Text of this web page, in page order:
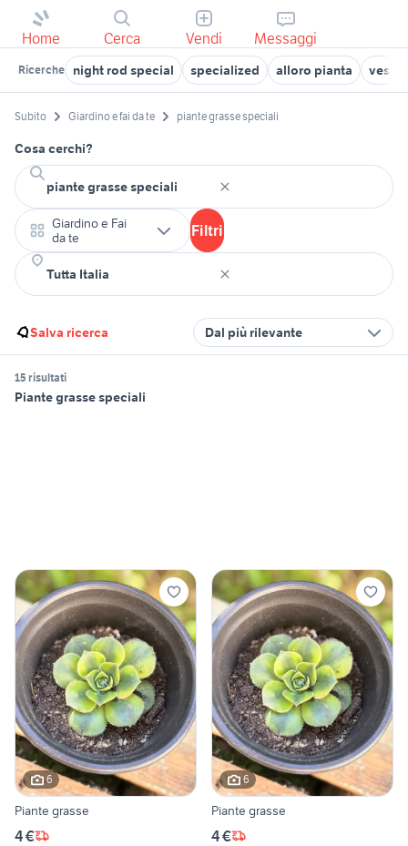
Home Cerca Vendi Messaggi
Ricerche night rod special specialized alloro pianta
Subito Giardino e fai da te piante grasse speciali
Cosa cerchi?
Giardino e Fai
da te
Filtri
Salva ricerca Dal più rilevante
15 risultati
Piante grasse speciali
6
Piante grasse
4 €
6
Piante grasse
4 €